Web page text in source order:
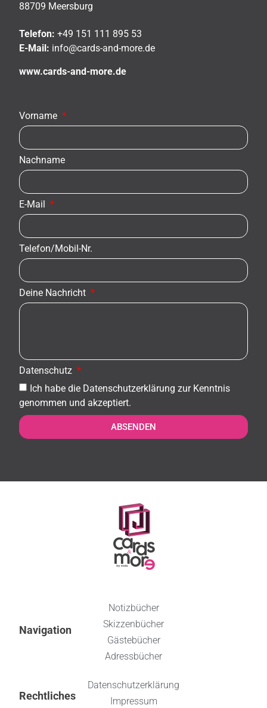
88709 Meersburg
Telefon:+49 151 111 895 53
E-Mail: info@cards-and-more.de
www.cards-and-more.de
Vorname
Nachname
E-Mail
Telefon/Mobil-Nr.
Deine Nachricht
Datenschutz
Ich habe die Datenschutzerklärung zur Kenntnis
genommen und akzeptiert.
ABSENDEN
Navigation
Notizbücher
Skizzenbücher
Gästebücher
Adressbücher
Rechtliches
Datenschutzerklärung
Impressum